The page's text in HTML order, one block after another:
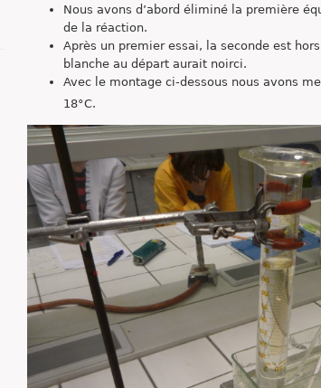
Nous avons d’abord éliminé la première
de la réaction.
Après un premier essai, la seconde est
blanche au départ aurait noirci.
Avec le montage ci-dessous nous avons
18°C.